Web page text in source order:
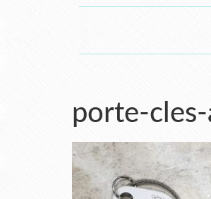
porte-